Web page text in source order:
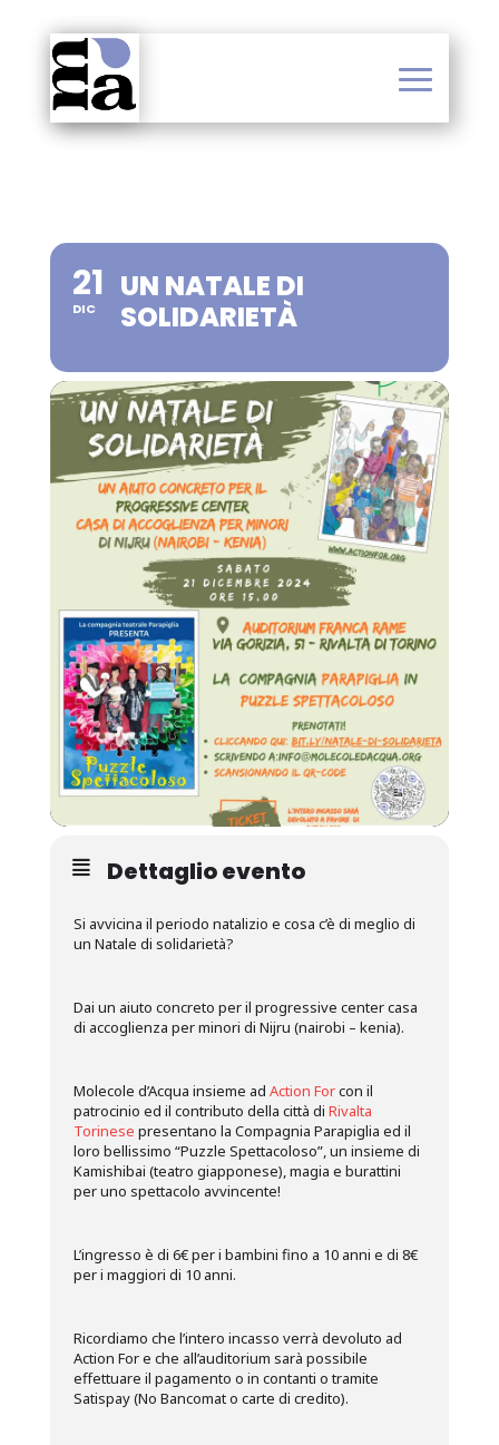
21
DIC
UN NATALE DI
SOLIDARIETÀ
Dettaglio evento
Si avvicina il periodo natalizio e cosa c’è di meglio di
un Natale di solidarietà?
Dai un aiuto concreto per il progressive center casa
di accoglienza per minori di Nijru (nairobi – kenia).
Molecole d’Acqua insieme ad Action Forcon il
patrocinio ed il contributo della città di Rivalta
Torinese presentano la Compagnia Parapiglia ed il
loro bellissimo “Puzzle Spettacoloso”, un insieme di
Kamishibai (teatro giapponese), magia e burattini
per uno spettacolo avvincente!
L’ingresso è di 6€ per i bambini fino a 10 anni e di 8€
per i maggiori di 10 anni.
Ricordiamo che l’intero incasso verrà devoluto ad
Action For e che all’auditorium sarà possibile
effettuare il pagamento o in contanti o tramite
Satispay (No Bancomat o carte di credito).